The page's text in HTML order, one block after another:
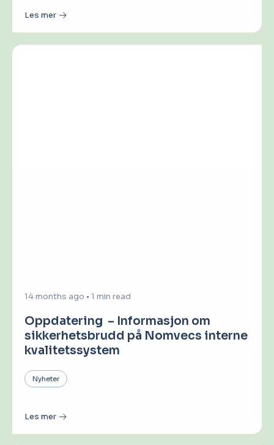
Les mer
14 months ago • 1 min read
Oppdatering – Informasjon om
sikkerhetsbrudd på Nomvecs interne
kvalitetssystem
Nyheter
Les mer